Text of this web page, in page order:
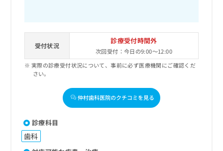
受付状況
診療受付時間外
次回受付：今日の9:00～12:00
実際の診療受付状況について、事前に必ず医療機関にご確認くだ
さい。
仲村歯科医院のクチコミを見る
診療科目
歯科